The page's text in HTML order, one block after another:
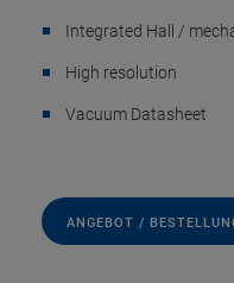
Integrated Hall /
High resolution
Vacuum Datasheet
ANGEBOT /